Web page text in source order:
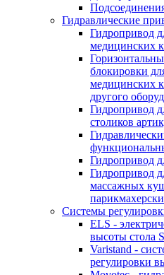
Гидравлические
Гидропривод
медицинских
блокировки
медицинских
другого
Гидропривод
столиков
Гидропривод
Гидропривод
массажных
Системы
ELS -
высоты стола
Varistand -
регулировки